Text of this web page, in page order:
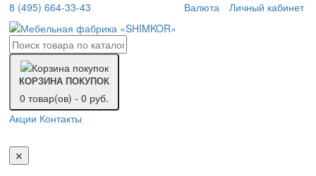
8 (495) 664-33-43 Валюта Личный кабинет
КОРЗИНА ПОКУПОК
0 товар(ов) - 0 руб.
Акции Контакты
✕